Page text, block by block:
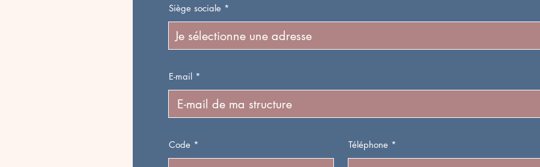
Siège sociale
E-mail
Code Téléphone